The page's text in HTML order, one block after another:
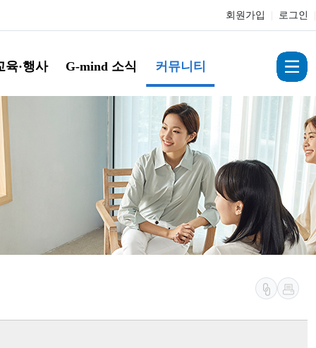
회원가입 로그인
육·행사 G-mind 소식 커뮤니티